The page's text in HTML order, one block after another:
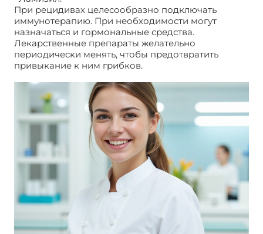
При рецидивах целесообразно подключать
иммунотерапию. При необходимости могут
назначаться и гормональные средства.
Лекарственные препараты желательно
периодически менять, чтобы предотвратить
привыкание к ним грибков.